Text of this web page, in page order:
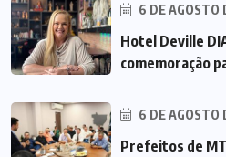
6 DE AGOSTO
Hotel Deville
comemoração
6 DE AGOSTO
Prefeitos de